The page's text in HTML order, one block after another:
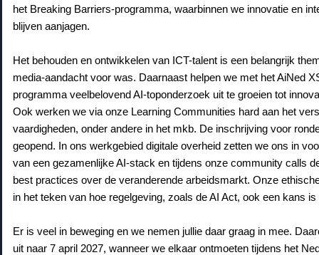
het Breaking Barriers-programma, waarbinnen we innovatie en
blijven aanjagen.
Het behouden en ontwikkelen van ICT-talent is een belangrijk
media-aandacht voor was. Daarnaast helpen we met het AiNed
programma veelbelovend AI-toponderzoek uit te groeien tot
Ook werken we via onze Learning Communities hard aan het
vaardigheden, onder andere in het mkb. De inschrijving voor
geopend. In ons werkgebied digitale overheid zetten we ons in
van een gezamenlijke AI-stack en tijdens onze community calls
best practices over de veranderende arbeidsmarkt. Onze
in het teken van hoe regelgeving, zoals de AI Act, ook een kans
Er is veel in beweging en we nemen jullie daar graag in mee.
uit naar 7 april 2027, wanneer we elkaar ontmoeten tijdens het